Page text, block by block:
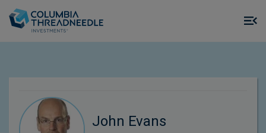
John Evans